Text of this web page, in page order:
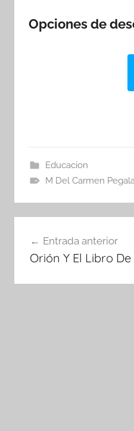
Opciones de
Educacion
M Del Carmen
de
Entrada anterior
Orión Y El Libro